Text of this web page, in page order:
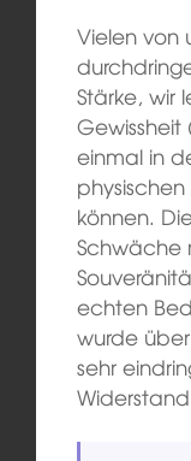
Vielen von
Stärke, wir
einmal in
können.
Schwäche
echten
wurde
sehr